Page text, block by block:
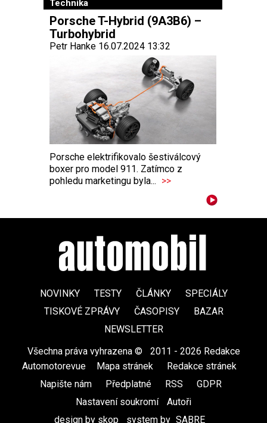
Technika
Porsche T-Hybrid (9A3B6) –
Turbohybrid
Petr Hanke 16.07.2024 13:32
Porsche elektrifikovalo šestiválcový
boxer pro model 911. Zatímco z
pohledu marketingu byla... >>
NOVINKY TESTY ČLÁNKY
SPECIÁLY
TISKOVÉ ZPRÁVY
ČASOPISY
BAZAR
NEWSLETTER
Všechna práva vyhrazena ©
2011 - 2026 Redakce
Automotorevue
Mapa stránek Redakce stránek
Napište nám
Předplatné RSS GDPR
Nastavení soukromí
Autoři
design by skop
system by SABRE